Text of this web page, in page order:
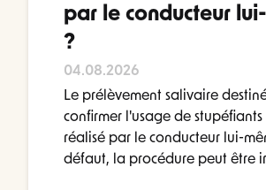
par le conducteur
?
04.08.2026
Le prélèvement salivaire
confirmer l'usage de
réalisé par le conducteur lui-
défaut, la procédure peut être